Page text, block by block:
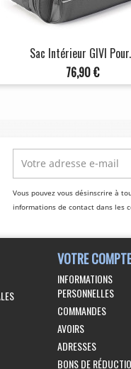
Sac Intérieur GIVI
Prix
76,90 €
Vous pouvez vous désinscrire à
informations de contact dans les
VOTRE COMPTE
INFORMATIONS
PERSONNELLES
COMMANDES
AVOIRS
ADRESSES
BONS DE